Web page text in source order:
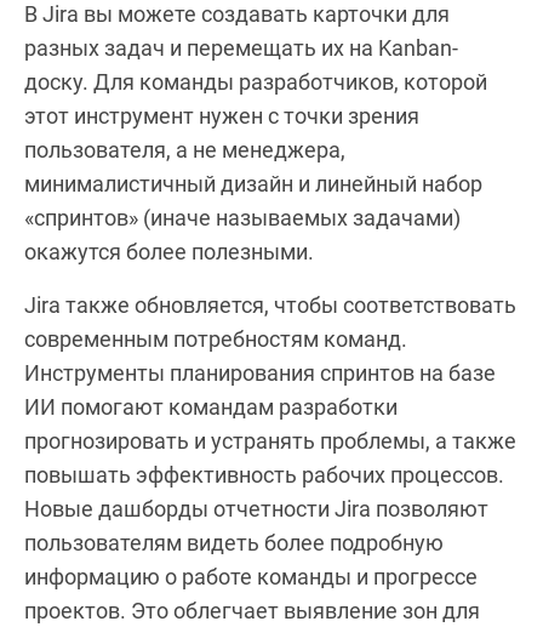
В Jira вы можете создавать карточки для
разных задач и перемещать их на Kanban-
доску. Для команды разработчиков, которой
этот инструмент нужен с точки зрения
пользователя, а не менеджера,
минималистичный дизайн и линейный набор
«спринтов» (иначе называемых задачами)
окажутся более полезными.
Jira также обновляется, чтобы соответствовать
современным потребностям команд.
Инструменты планирования спринтов на базе
ИИ помогают командам разработки
прогнозировать и устранять проблемы, а также
повышать эффективность рабочих процессов.
Новые дашборды отчетности Jira позволяют
пользователям видеть более подробную
информацию о работе команды и прогрессе
проектов. Это облегчает выявление зон для